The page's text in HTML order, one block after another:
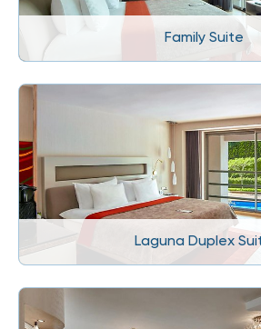
Family Suite
Laguna Duplex